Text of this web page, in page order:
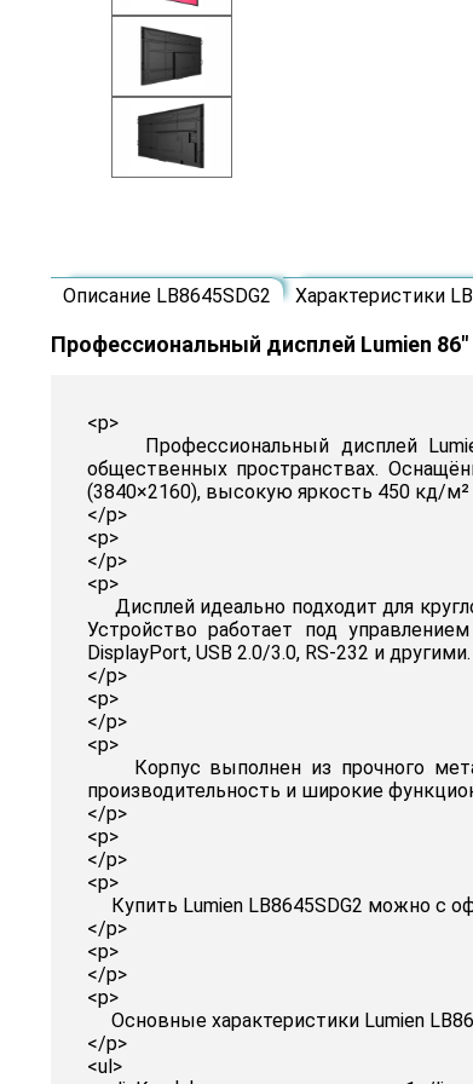
Описание LB8645SDG2 Характеристики
Профессиональный дисплей Lumien 86"
<p>
Профессиональный дисплей
общественных пространствах.
(3840×2160), высокую яркость 450 кд/м²
</p>
<p>
</p>
<p>
Дисплей идеально подходит для
Устройство работает под
DisplayPort, USB 2.0/3.0, RS‑232 и
</p>
<p>
</p>
<p>
Корпус выполнен из прочного
производительность и широкие
</p>
<p>
</p>
<p>
Купить Lumien LB8645SDG2 можно с
</p>
<p>
</p>
<p>
Основные характеристики Lumien
</p>
<ul>